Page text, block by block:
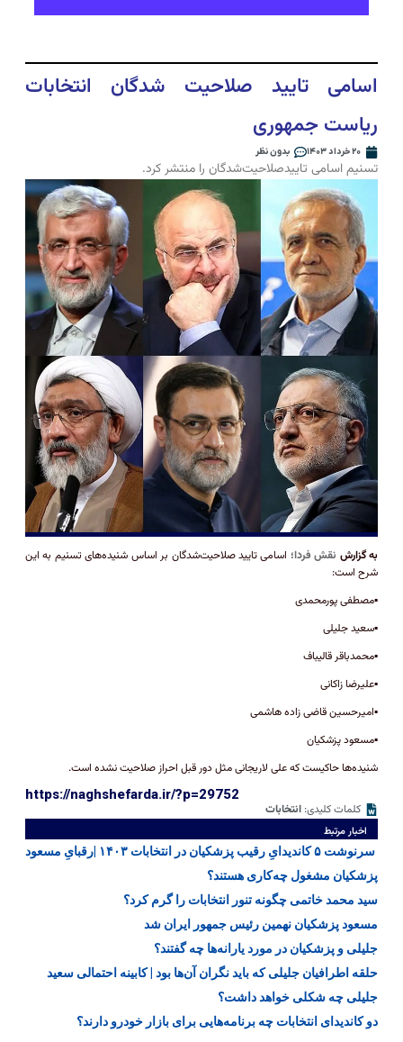
اسامی تایید صلاحیت شدگان انتخابات
ریاست جمهوری
۲۰ خرداد ۱۴۰۳ بدون نظر
تسنیم اسامی تاییدصلاحیت‌شدگان را منتشر کرد.
به گزارش نقش فردا؛ اسامی تایید صلاحیت‌شدگان بر اساس شنیده‌های تسنیم به این
شرح است:
▪️مصطفی پورمحمدی
▪️سعید جلیلی
▪️محمدباقر قالیباف
▪️علیرضا زاکانی
▪️امیرحسین قاضی زاده هاشمی
▪️مسعود پزشکیان
شنیده‌ها حاکیست که علی لاریجانی مثل دور قبل احراز صلاحیت نشده است.
https://naghshefarda.ir/?p=29752
کلمات کلیدی: انتخابات
اخبار مرتبط
سرنوشت ۵ کاندیدایِ رقیب پزشکیان در انتخابات ۱۴۰۳ |رقبایِ مسعود
پزشکیان مشغول چه‌کاری هستند؟
سید محمد خاتمی چگونه تنور انتخابات را گرم کرد؟
مسعود پزشکیان نهمین رئیس جمهور ایران شد
جلیلی و پزشکیان در مورد یارانه‌ها چه گفتند؟
حلقه اطرافیان جلیلی که باید نگران آن‌ها بود | کابینه احتمالی سعید
جلیلی چه شکلی خواهد داشت؟
دو کاندیدای انتخابات چه برنامه‌هایی برای بازار خودرو دارند؟